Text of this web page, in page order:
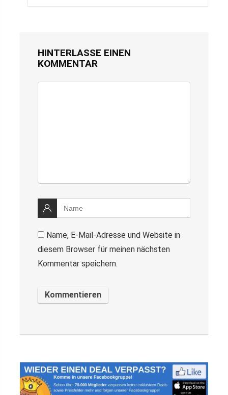
HINTERLASSE EINEN
KOMMENTAR
Name, E-Mail-Adresse und Website in
diesem Browser für meinen nächsten
Kommentar speichern.